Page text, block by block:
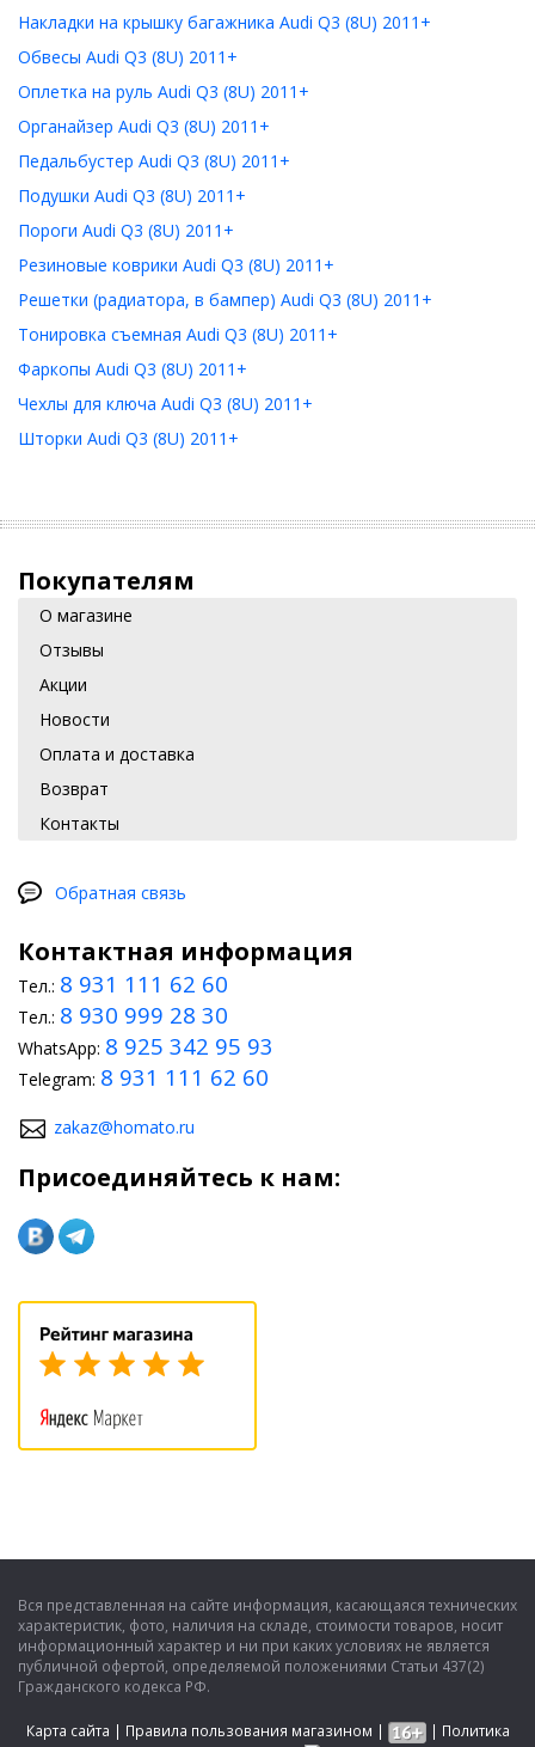
Накладки на крышку багажника Audi Q3 (8U) 2011+
Обвесы Audi Q3 (8U) 2011+
Оплетка на руль Audi Q3 (8U) 2011+
Органайзер Audi Q3 (8U) 2011+
Педальбустер Audi Q3 (8U) 2011+
Подушки Audi Q3 (8U) 2011+
Пороги Audi Q3 (8U) 2011+
Резиновые коврики Audi Q3 (8U) 2011+
Решетки (радиатора, в бампер) Audi Q3 (8U) 2011+
Тонировка съемная Audi Q3 (8U) 2011+
Фаркопы Audi Q3 (8U) 2011+
Чехлы для ключа Audi Q3 (8U) 2011+
Шторки Audi Q3 (8U) 2011+
Покупателям
О магазине
Отзывы
Акции
Новости
Оплата и доставка
Возврат
Контакты
Обратная связь
Контактная информация
Тел.: 8 931 111 62 60
Тел.: 8 930 999 28 30
WhatsApp: 8 925 342 95 93
Telegram: 8 931 111 62 60
zakaz@homato.ru
Присоединяйтесь к нам:
Вся представленная на сайте информация, касающаяся технических
характеристик, фото, наличия на складе, стоимости товаров, носит
информационный характер и ни при каких условиях не является
публичной офертой, определяемой положениями Статьи 437(2)
Гражданского кодекса РФ.
Карта сайта | Правила пользования магазином | | Политика